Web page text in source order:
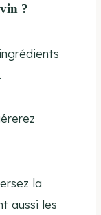
?
la
aussi les